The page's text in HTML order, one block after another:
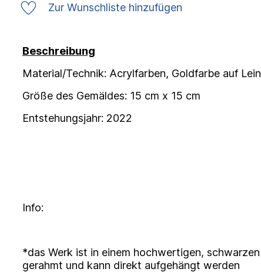
Zur Wunschliste hinzufügen
Beschreibung
Material/Technik: Acrylfarben, Goldfarbe auf
Größe des Gemäldes: 15 cm x 15 cm
Entstehungsjahr: 2022
Info:
*das Werk ist in einem hochwertigen,
gerahmt und kann direkt aufgehängt werden